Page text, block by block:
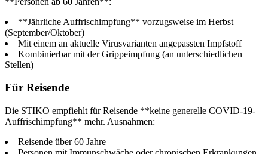
**Jährliche Auffrischimpfung** vorzugsweise im Herbst
(September/Oktober)
Mit einem an aktuelle Virusvarianten angepassten Impfstoff
Kombinierbar mit der Grippeimpfung (an unterschiedlichen
Stellen)
Für Reisende
Die STIKO empfiehlt für Reisende **keine generelle COVID-19-
Auffrischimpfung** mehr. Ausnahmen:
Reisende über 60 Jahre